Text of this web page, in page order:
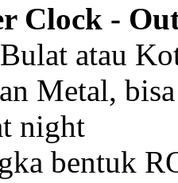
Clock -
atau
Metal,
night
bentuk